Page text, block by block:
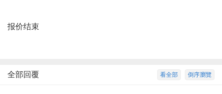
报价结束
倒序瀏覽
看全部
全部回覆